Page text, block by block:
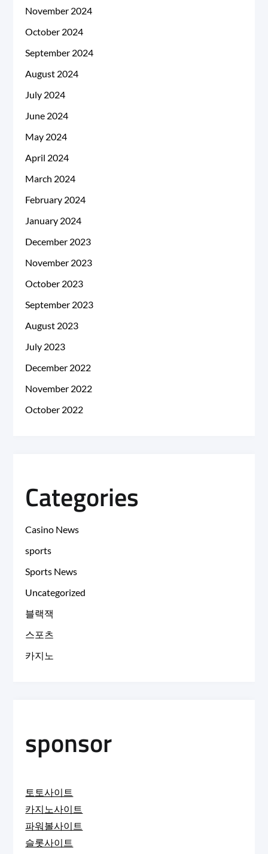
November 2024
October 2024
September 2024
August 2024
July 2024
June 2024
May 2024
April 2024
March 2024
February 2024
January 2024
December 2023
November 2023
October 2023
September 2023
August 2023
July 2023
December 2022
November 2022
October 2022
Categories
Casino News
sports
Sports News
Uncategorized
블랙잭
스포츠
카지노
sponsor
토토사이트
카지노사이트
파워볼사이트
슬롯사이트